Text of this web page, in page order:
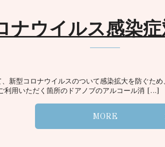
ナウイルス感染
新型コロナウイルスのついて感染拡大を防ぐた
利用いただく箇所のドアノブのアルコール消 […]
MORE